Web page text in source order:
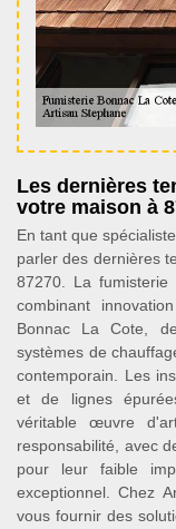
Les dernières
votre maison à
En tant que
parler des dernières
87270. La fumisterie
combinant
Bonnac La Cote,
systèmes de
contemporain. Les
et de lignes
véritable œuvre
responsabilité, avec
pour leur faible
exceptionnel. Chez
vous fournir des